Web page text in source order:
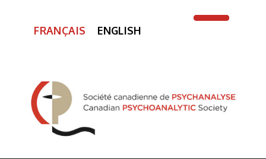
FRANÇAIS ENGLISH